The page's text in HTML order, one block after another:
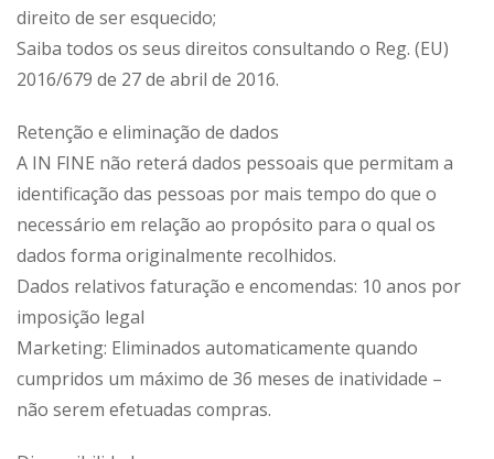
direito de ser esquecido;
Saiba todos os seus direitos consultando o Reg. (EU)
2016/679 de 27 de abril de 2016.
Retenção e eliminação de dados
A IN FINE não reterá dados pessoais que permitam a
identificação das pessoas por mais tempo do que o
necessário em relação ao propósito para o qual os
dados forma originalmente recolhidos.
Dados relativos faturação e encomendas: 10 anos por
imposição legal
Marketing: Eliminados automaticamente quando
cumpridos um máximo de 36 meses de inatividade –
não serem efetuadas compras.